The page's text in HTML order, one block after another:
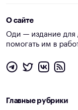
О сайте
Оди — издание для
помогать им в
Главные рубрики